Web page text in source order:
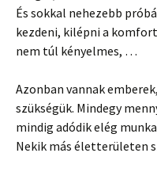
És sokkal nehezebb
kezdeni, kilépni a
nem túl kényelmes, …
Azonban vannak
szükségük. Mindegy
mindig adódik elég
Nekik más életterületen